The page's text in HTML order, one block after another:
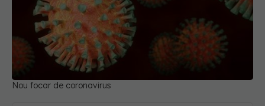
Nou focar de coronavirus